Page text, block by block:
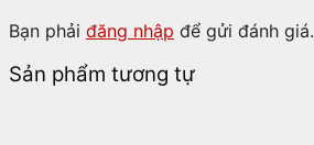
Bạn phải đăng nhập để gửi đánh giá.
Sản phẩm tương tự